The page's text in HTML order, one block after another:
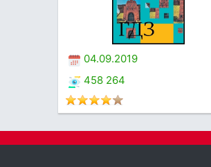
04.09.2019
458 264